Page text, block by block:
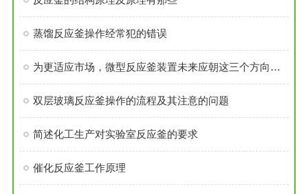
蒸馏反应釜操作经常犯的错误
为更适应市场，微型反应釜装置未来应朝这三个方向发展
双层玻璃反应釜操作的流程及其注意的问题
简述化工生产对实验室反应釜的要求
催化反应釜工作原理